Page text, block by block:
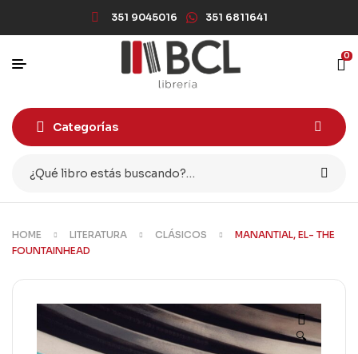
351 9045016 351 6811641
0
Categorías
HOME LITERATURA CLÁSICOS
MANANTIAL, EL- THE
FOUNTAINHEAD
🔍